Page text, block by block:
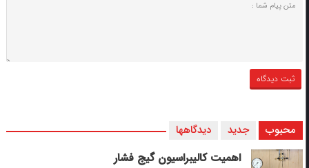
محبوب جدید دیدگاهها
اهمیت کالیبراسیون گیج فشار